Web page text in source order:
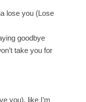
lose you (Lose
goodbye
take you for
you), like I’m